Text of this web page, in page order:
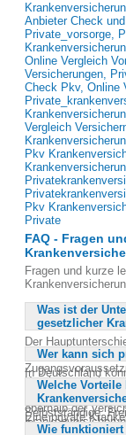
Anbieter Check
Private_vorsorge,
Online Vergleich
Versicherungen,
Check Pkv, Online
Vergleich
Pkv
Pkv
Private
FAQ - Fragen
Fragen und kurze
Was ist der
gesetzlicher
Der
private
oberhalb der
Wer kann sich
In Deutschland
deren
liegt. Diese
Selbstständige,
dieser
Welche
Eine private
darunter
Wie